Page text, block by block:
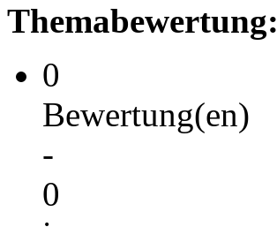
Themabewertung:
0
Bewertung(en)
-
0